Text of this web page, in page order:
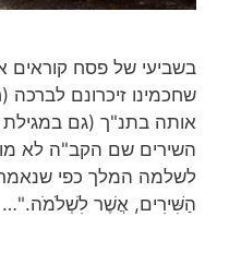
בשביעי של פסח קוראים
שחכמינו זיכרונם
אותה בתנ"ך (גם
השירים שם הקב"ה לא
לשלמה המלך כפי
הַשִּׁירִים, אֲשֶׁר לִשְׁלֹמֹה."…